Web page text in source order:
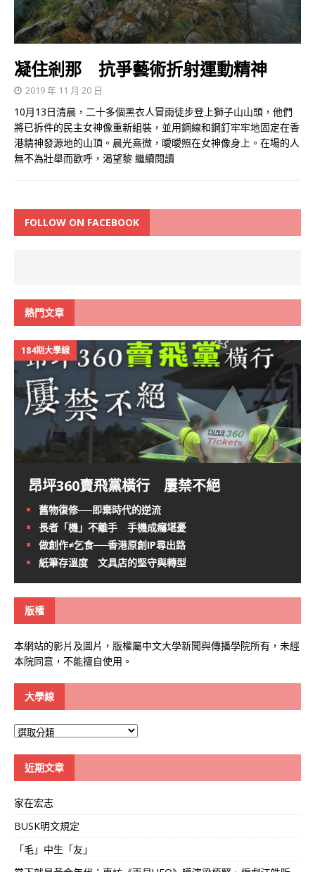
凝住剎那 抗爭藝術折射運動精神
2019 年 11 月 20 日
10月13日清晨，二十多個黑衣人冒雨徒步登上獅子山山頭，他們
將已拆件的民主女神像重新組裝，並用鋼線和鋼釘牢牢地固定在香
港精神發源地的山頂。晨光熹微，曖曖照在女神像身上。在場的人
無不為壯舉而歡呼，渴望黎 繼續閱讀
FOLLOW ON FACEBOOK
熱門文章
184期大學線
昂坪360賣飛黨橫行 屢禁不絕
舊物復修──即棄時代的逆流
長者「機」不離手 手機成癮堪憂
做創作≠乞食──香港原創IP尋出路
紙筆存溫度 文具店的堅守與轉型
版權
本網站的影片及圖片，版權屬中文大學新聞與傳播學院所有，未經
本院同意，不能擅自使用。
大學線
大
近期文章
家在宏志
BUSK明文規定
「毛」中生「友」